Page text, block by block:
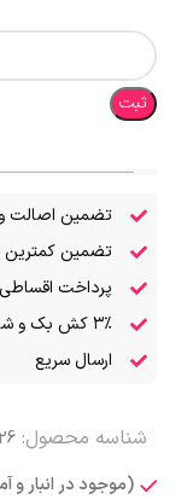
ثبت
تضمین اصالت و
تضمین
پرداخت اقساطی
۳٪ کش بک و شارژ کیف پول
ارسال سریع
شناسه محصول:
(موجود در انبار و